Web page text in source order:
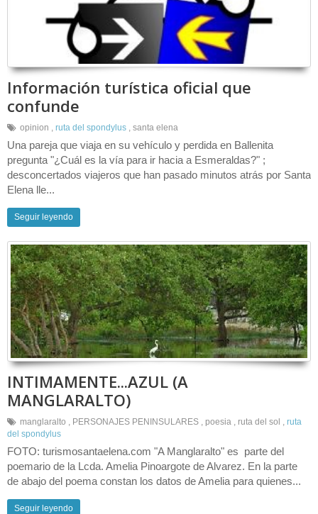
Información turística oficial que
confunde
opinion , ruta del spondylus , santa elena
Una pareja que viaja en su vehículo y perdida en Ballenita
pregunta "¿Cuál es la vía para ir hacia a Esmeraldas?" ;
desconcertados viajeros que han pasado minutos atrás por Santa
Elena lle...
Seguir leyendo
INTIMAMENTE...AZUL (A
MANGLARALTO)
manglaralto , PERSONAJES PENINSULARES , poesia , ruta del sol , ruta
del spondylus
FOTO: turismosantaelena.com "A Manglaralto" es parte del
poemario de la Lcda. Amelia Pinoargote de Alvarez. En la parte
de abajo del poema constan los datos de Amelia para quienes...
Seguir leyendo